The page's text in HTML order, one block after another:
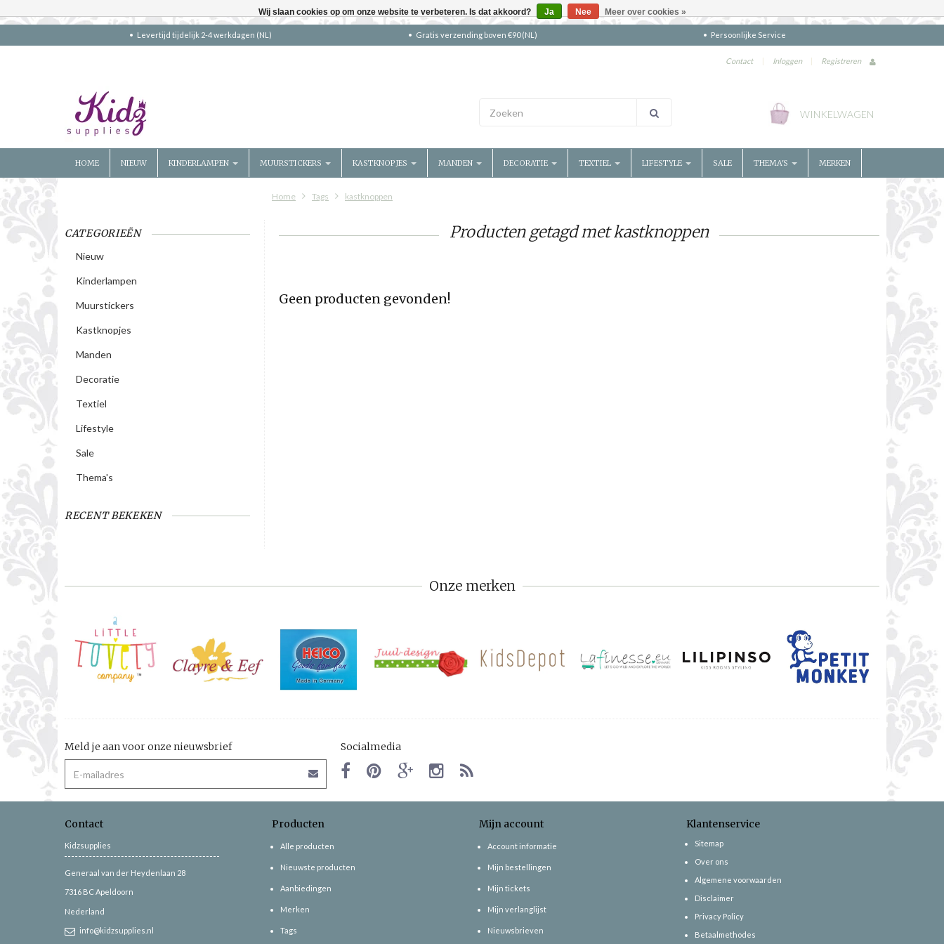
Levertijd tijdelijk 2-4 werkdagen (NL) Gratis verzending boven €90 (NL) Persoonlijke Service
Contact | Inloggen | Registreren
WINKELWAGEN
HOME NIEUW KINDERLAMPEN MUURSTICKERS KASTKNOPJES MANDEN DECORATIE TEXTIEL LIFESTYLE SALE THEMA'S MERKEN
Home Tags kastknoppen
CATEGORIEËN
Nieuw
Kinderlampen
Muurstickers
Kastknopjes
Manden
Decoratie
Textiel
Lifestyle
Sale
Thema's
RECENT BEKEKEN
Producten getagd met kastknoppen
Geen producten gevonden!
Onze merken
Meld je aan voor onze nieuwsbrief Socialmedia
Contact
Kidzsupplies
Generaal van der Heydenlaan 28
7316 BC Apeldoorn
Nederland
info@kidzsupplies.nl
Producten
Alle producten
Nieuwste producten
Aanbiedingen
Merken
Tags
Mijn account
Account informatie
Mijn bestellingen
Mijn tickets
Mijn verlanglijst
Nieuwsbrieven
Klantenservice
Sitemap
Over ons
Algemene voorwaarden
Disclaimer
Privacy Policy
Betaalmethodes
Wij slaan cookies op om onze website te verbeteren. Is dat akkoord? Ja Nee Meer over cookies »